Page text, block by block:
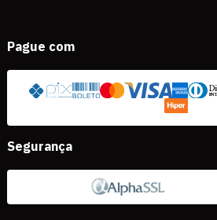
Pague com
Segurança